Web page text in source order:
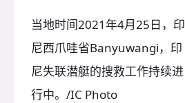
当地时间2021年4月25日，印
尼西爪哇省Banyuwangi，印
尼失联潜艇的搜救工作持续进
行中。/IC Photo